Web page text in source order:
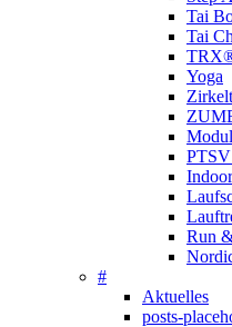
Tai
Tai
Yoga
Run
#
Aktuelles
posts-